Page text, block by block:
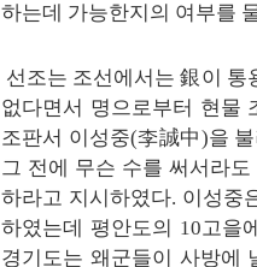
하는데 가능한지의 여부를
선조는 조선에서는 銀이 통
없다면서 명으로부터 현물
조판서 이성중(李誠中)을
그 전에 무슨 수를 써서라
하라고 지시하였다. 이성중
하였는데 평안도의 10고을
경기도는 왜군들이 사방에